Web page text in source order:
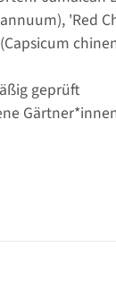
'Red
geprüft